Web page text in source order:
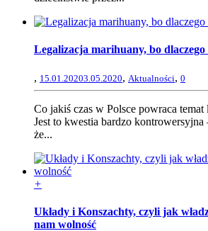
Legalizacja marihuany, bo dlaczego
, 15.01.20203.05.2020, Aktualności, 0
Co jakiś czas w Polsce powraca
Jest to kwestia bardzo kontrowersyjna
że...
+
Układy i Konszachty, czyli jak
nam wolność